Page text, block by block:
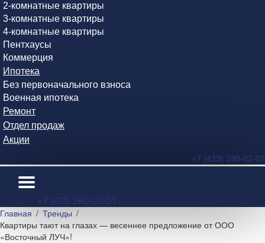
2-комнатные квартиры
3-комнатные квартиры
4-комнатные квартиры
Пентхаусы
Коммерция
Ипотека
Без первоначального взноса
Военная ипотека
Ремонт
Отдел продаж
Акции
+7 (423) 280-02-07
+7 (423) 280-02-07
Главная
Тренды
Квартиры тают на глазах — весеннее предложение от ООО
«Восточный ЛУЧ»!